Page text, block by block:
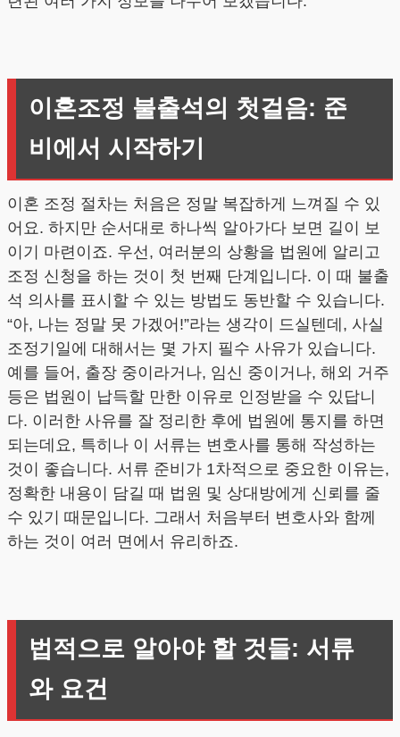
이혼조정 불출석의 첫걸음: 준
비에서 시작하기
이혼 조정 절차는 처음은 정말 복잡하게 느껴질 수 있
어요. 하지만 순서대로 하나씩 알아가다 보면 길이 보
이기 마련이죠. 우선, 여러분의 상황을 법원에 알리고
조정 신청을 하는 것이 첫 번째 단계입니다. 이 때 불출
석 의사를 표시할 수 있는 방법도 동반할 수 있습니다.
“아, 나는 정말 못 가겠어!”라는 생각이 드실텐데, 사실
조정기일에 대해서는 몇 가지 필수 사유가 있습니다.
예를 들어, 출장 중이라거나, 임신 중이거나, 해외 거주
등은 법원이 납득할 만한 이유로 인정받을 수 있답니
다. 이러한 사유를 잘 정리한 후에 법원에 통지를 하면
되는데요, 특히나 이 서류는 변호사를 통해 작성하는
것이 좋습니다. 서류 준비가 1차적으로 중요한 이유는,
정확한 내용이 담길 때 법원 및 상대방에게 신뢰를 줄
수 있기 때문입니다. 그래서 처음부터 변호사와 함께
하는 것이 여러 면에서 유리하죠.
법적으로 알아야 할 것들: 서류
와 요건